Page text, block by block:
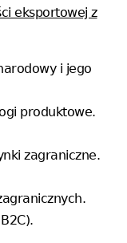
eksportowej z
i jego
produktowe.
zagraniczne.